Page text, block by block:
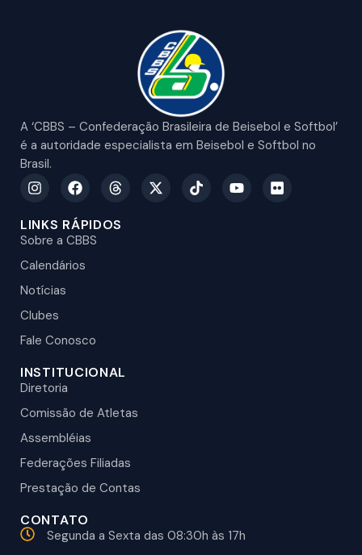
A ‘CBBS – Confederação Brasileira de Beisebol e Softbol’
é a autoridade especialista em Beisebol e Softbol no
Brasil.
LINKS RÁPIDOS
Sobre a CBBS
Calendários
Notícias
Clubes
Fale Conosco
INSTITUCIONAL
Diretoria
Comissão de Atletas
Assembléias
Federações Filiadas
Prestação de Contas
CONTATO
Segunda a Sexta das 08:30h às 17h